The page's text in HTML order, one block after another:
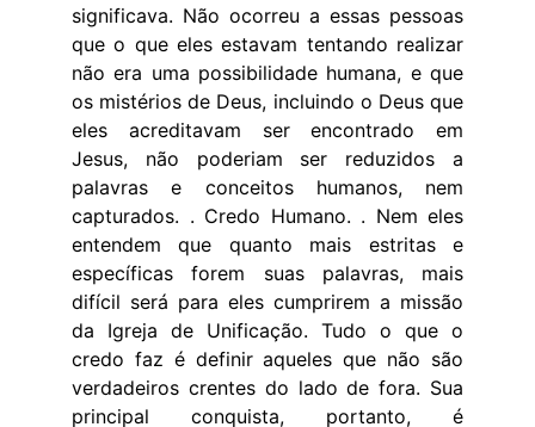
significava. Não ocorreu a essas pessoas
que o que eles estavam tentando realizar
não era uma possibilidade humana, e que
os mistérios de Deus, incluindo o Deus que
eles acreditavam ser encontrado em
Jesus, não poderiam ser reduzidos a
palavras e conceitos humanos, nem
capturados. . Credo Humano. . Nem eles
entendem que quanto mais estritas e
específicas forem suas palavras, mais
difícil será para eles cumprirem a missão
da Igreja de Unificação. Tudo o que o
credo faz é definir aqueles que não são
verdadeiros crentes do lado de fora. Sua
principal conquista, portanto, é